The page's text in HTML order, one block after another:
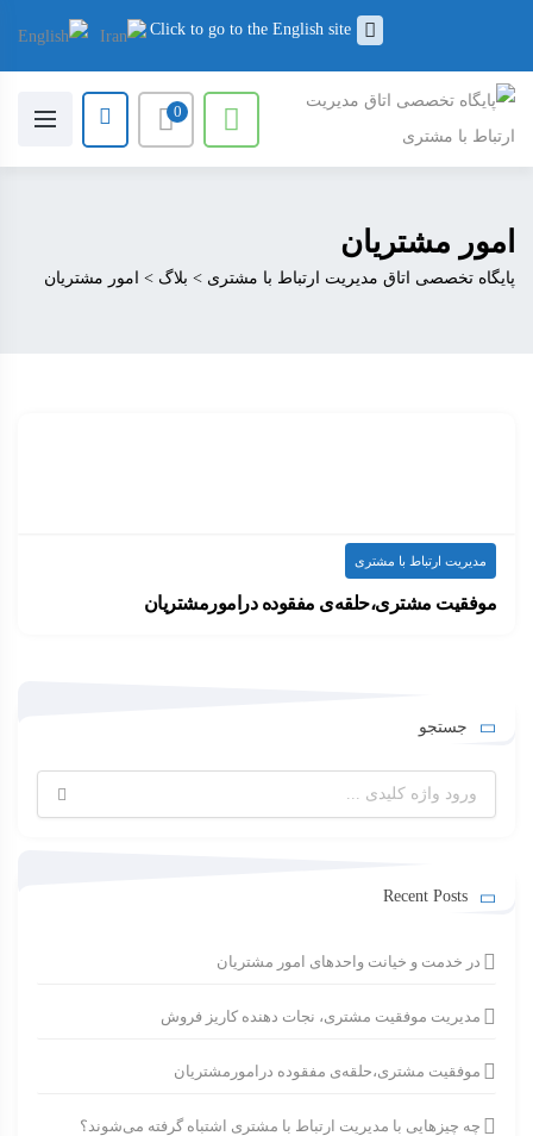
Click to go to the English site
0
امور مشتریان
پایگاه تخصصی اتاق مدیریت ارتباط با مشتری > بلاگ > امور مشتریان
مدیریت ارتباط با مشتری
موفقیت مشتری،حلقه‌ی مفقوده درامورمشتریان
جستجو
برای:
Recent Posts
در خدمت و خیانت واحدهای امور مشتریان
مدیریت موفقیت مشتری، نجات دهنده کاریز فروش
موفقیت مشتری،حلقه‌ی مفقوده درامورمشتریان
چه چیزهایی با مدیریت ارتباط با مشتری اشتباه گرفته می‌شوند؟